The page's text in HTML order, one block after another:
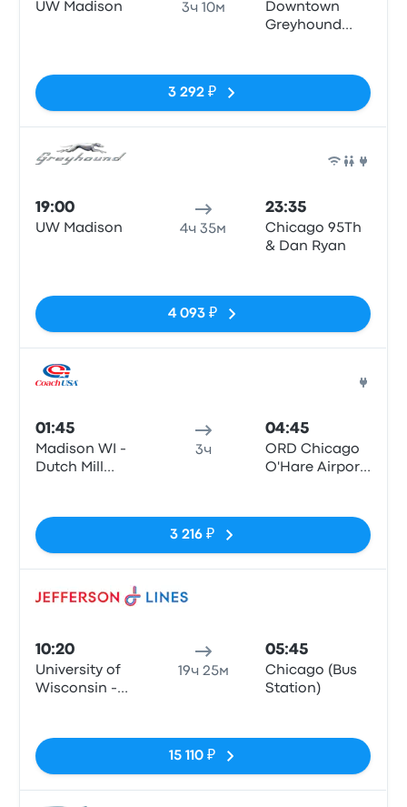
UW Madison 3ч 10м
Downtown
Greyhound
3 292 ₽
19:00
UW Madison 4ч 35м
23:35
Chicago 95Th
& Dan Ryan
4 093 ₽
01:45
Madison WI -
Dutch Mill
3ч
04:45
ORD Chicago
O'Hare Airport
3 216 ₽
10:20
University of
Wisconsin -
19ч 25м
05:45
Chicago (Bus
Station)
15 110 ₽